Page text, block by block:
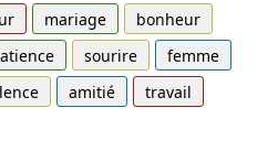
mariage
bonheur
sourire
femme
amitié
travail